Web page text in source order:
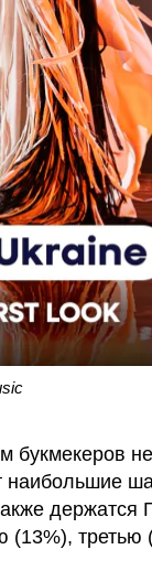
наибольшие
держатся
третью